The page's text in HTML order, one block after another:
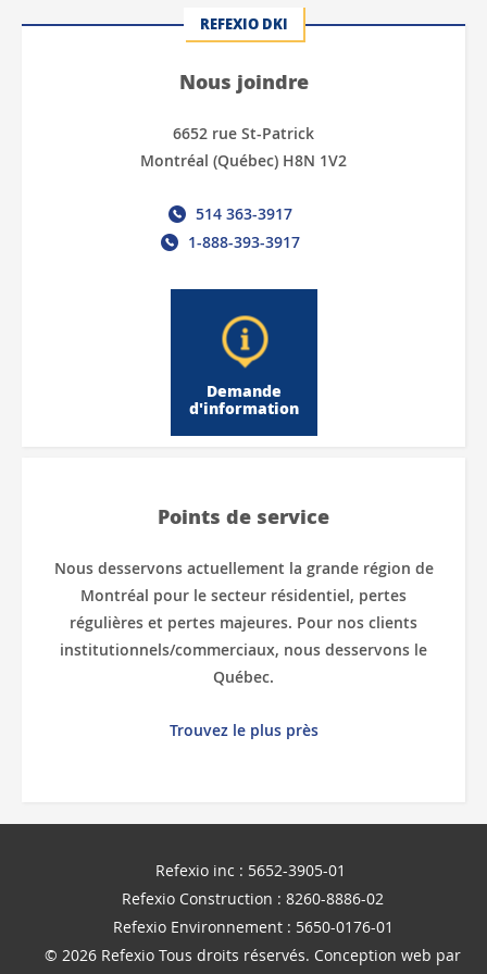
Nous joindre
6652 rue St-Patrick
Montréal (Québec) H8N 1V2
514 363-3917
1-888-393-3917
Demande
d'information
REFEXIO DKI
Points de service
Nous desservons actuellement la grande région de
Montréal pour le secteur résidentiel, pertes
régulières et pertes majeures. Pour nos clients
institutionnels/commerciaux, nous desservons le
Québec.
Trouvez le plus près
Refexio inc : 5652-3905-01
Refexio Construction : 8260-8886-02
Refexio Environnement : 5650-0176-01
© 2026 Refexio Tous droits réservés. Conception web par